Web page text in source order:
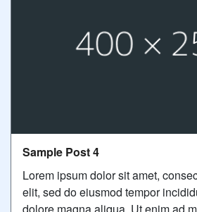
Sample Post 4
Lorem ipsum dolor sit amet,
elit, sed do eiusmod tempor